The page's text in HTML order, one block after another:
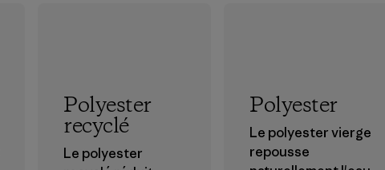
Polyester
recyclé
Le polyester
Polyester
Le polyester vierge
repousse